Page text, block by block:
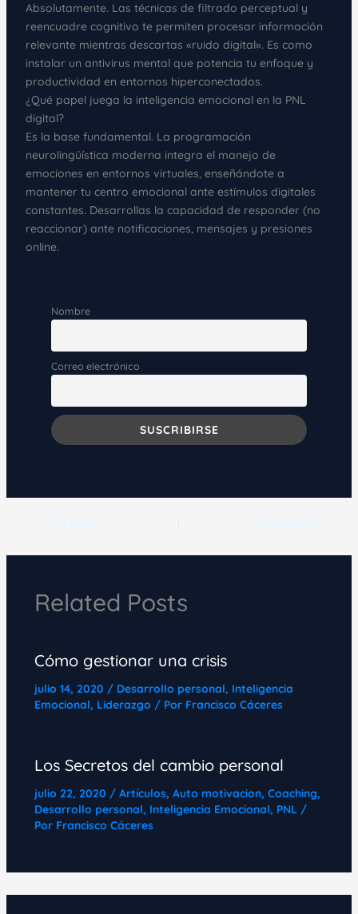
Absolutamente. Las técnicas de filtrado perceptual y
reencuadre cognitivo te permiten procesar información
relevante mientras descartas «ruido digital». Es como
instalar un antivirus mental que potencia tu enfoque y
productividad en entornos hiperconectados.
¿Qué papel juega la inteligencia emocional en la PNL
digital?
Es la base fundamental. La programación
neurolingüística moderna integra el manejo de
emociones en entornos virtuales, enseñándote a
mantener tu centro emocional ante estímulos digitales
constantes. Desarrollas la capacidad de responder (no
reaccionar) ante notificaciones, mensajes y presiones
online.
Nombre
Correo electrónico
Related Posts
Cómo gestionar una crisis
julio 14, 2020 / Desarrollo personal, Inteligencia
Emocional, Liderazgo/ Por Francisco Cáceres
Los Secretos del cambio personal
julio 22, 2020 / Artículos, Auto motivacion, Coaching,
Desarrollo personal, Inteligencia Emocional, PNL /
Por Francisco Cáceres